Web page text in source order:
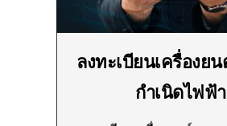
ลงทะเบียนเครื่องยน
กำเนิดไฟฟ้า